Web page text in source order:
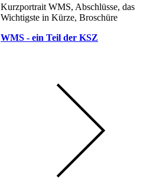
Kurzportrait WMS, Abschlüsse, das
Wichtigste in Kürze, Broschüre
WMS - ein Teil der KSZ